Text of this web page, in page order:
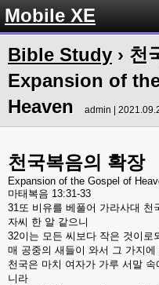
Mobile XE
Bible Study› 천
Expansion of
Heaven
admin |
천국복음의 확장
Expansion of the Gospel of
마태복음 13:31-33
31또 비유를 베풀어 가라사대 천
자씨 한 알 같으니
32이는 모든 씨보다 작은 것이로
매 공중의 새들이 와서 그 가지에
천국은 마치 여자가 가루 서말 속
니라